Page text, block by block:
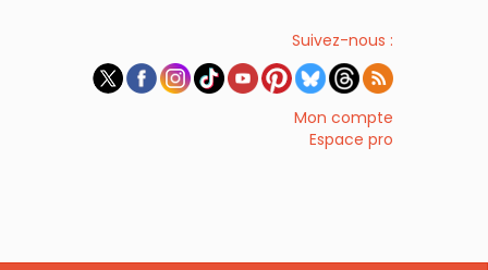
Suivez-nous :
Mon compte
Espace pro